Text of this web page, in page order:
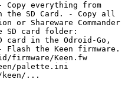
everything from
SD Card. - Copy all
Shareware Commander
SD card folder:
card in the Odroid-Go,
the Keen firmware.
firmware/Keen.fw
palette.ini
keen/...